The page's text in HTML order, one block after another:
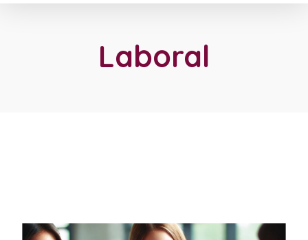
Laboral